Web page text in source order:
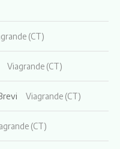
(CT)
Viagrande (CT)
Viagrande (CT)
(CT)